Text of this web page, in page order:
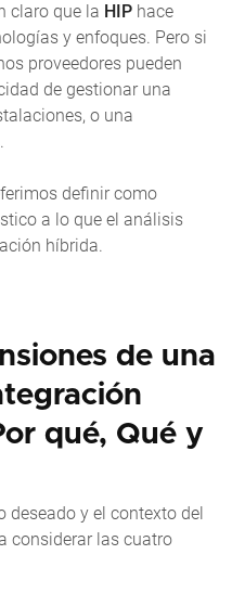
claro que la HIP hace
y enfoques. Pero si
proveedores pueden
de gestionar una
o una
definir como
a lo que el análisis
híbrida.
de una
qué, Qué y
deseado y el contexto del
considerar las cuatro